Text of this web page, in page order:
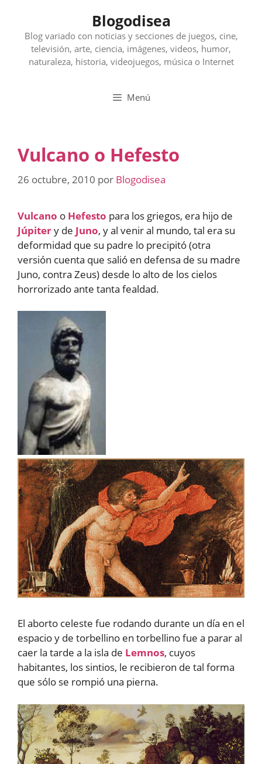
contenido
Blogodisea
Blog variado con noticias y secciones de juegos, cine,
televisión, arte, ciencia, imágenes, videos, humor,
naturaleza, historia, videojuegos, música o Internet
Menú
Vulcano o Hefesto
26 octubre, 2010 por Blogodisea
Vulcano o Hefesto para los griegos, era hijo de
Júpitery de Juno, y al venir al mundo, tal era su
deformidad que su padre lo precipitó (otra
versión cuenta que salió en defensa de su madre
Juno, contra Zeus) desde lo alto de los cielos
horrorizado ante tanta fealdad.
El aborto celeste fue rodando durante un día en el
espacio y de torbellino en torbellino fue a parar al
caer la tarde a la isla de Lemnos, cuyos
habitantes, los sintios, le recibieron de tal forma
que sólo se rompió una pierna.